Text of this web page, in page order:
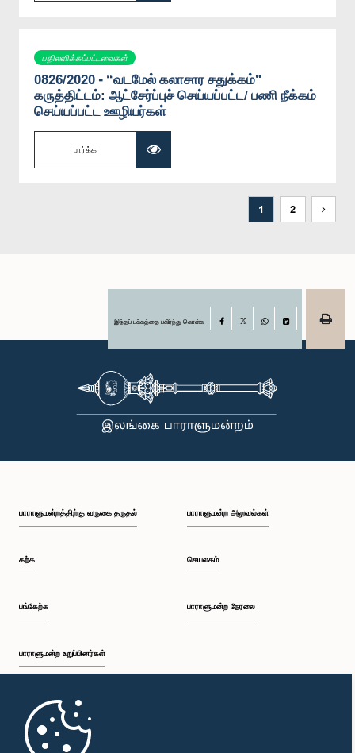
பதிலளிக்கப்பட்டவைகள்
0826/2020 - “வடமேல் கலாசார சதுக்கம்"
கருத்திட்டம்: ஆட்சேர்ப்புச் செய்யப்பட்ட/ பணி நீக்கம்
செய்யப்பட்ட ஊழியர்கள்
பார்க்க
1 2
இந்தப் பக்கத்தை பகிர்ந்து கொள்க Facebook
பாராளுமன்றத்திற்கு வருகை தருதல்
கற்க
பங்கேற்க
பாராளுமன்ற உறுப்பினர்கள்
முதற்பக்கம்
பாராளுமன்ற அலுவல்கள்
செயலகம்
பாராளுமன்ற நேரலை